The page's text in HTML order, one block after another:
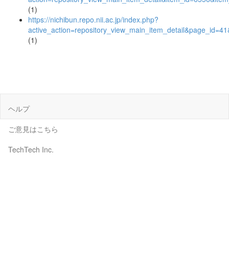
(1)
https://nichibun.repo.nii.ac.jp/index.php?
(1)
ヘルプ
ご意見はこちら
TechTech Inc.